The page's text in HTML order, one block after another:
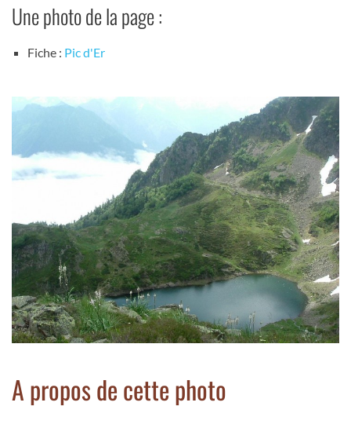
Une photo de la page :
Fiche : Pic d'Er
A propos de cette photo